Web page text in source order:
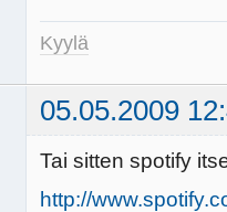
Kyylä
05.05.2009
Tai sitten spotify
http://